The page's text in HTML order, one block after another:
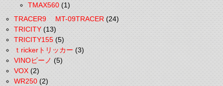
TMAX560(1)
TRACER9 MT-09TRACER(24)
TRICITY(13)
TRICITY155(5)
ｔrickerトリッカー(3)
VINOビーノ(5)
VOX(2)
WR250(2)